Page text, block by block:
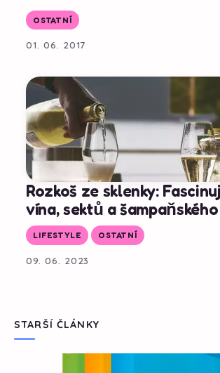
OSTATNÍ
01. 06. 2017
Rozkoš ze sklenky:
vína, sektů a šampaňského
LIFESTYLE OSTATNÍ
09. 06. 2023
STARŠÍ ČLÁNKY